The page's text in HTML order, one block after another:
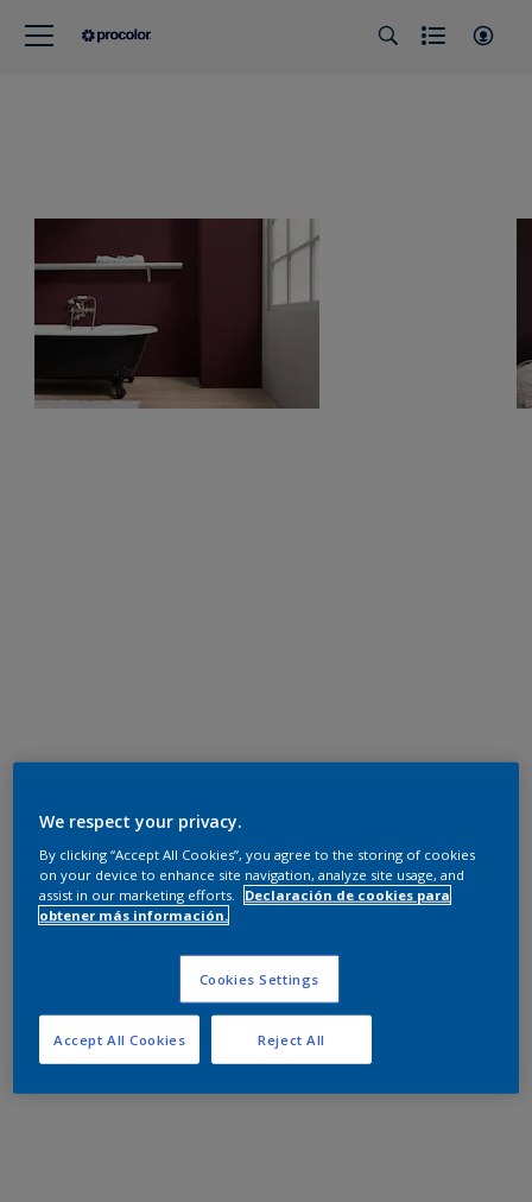
We respect your privacy.
By clicking “Accept All Cookies”, you agree to the storing of cookies
on your device to enhance site navigation, analyze site usage, and
assist in our marketing efforts.
Declaración de cookies para
obtener más información.
Cookies Settings
Reject All
Accept All Cookies